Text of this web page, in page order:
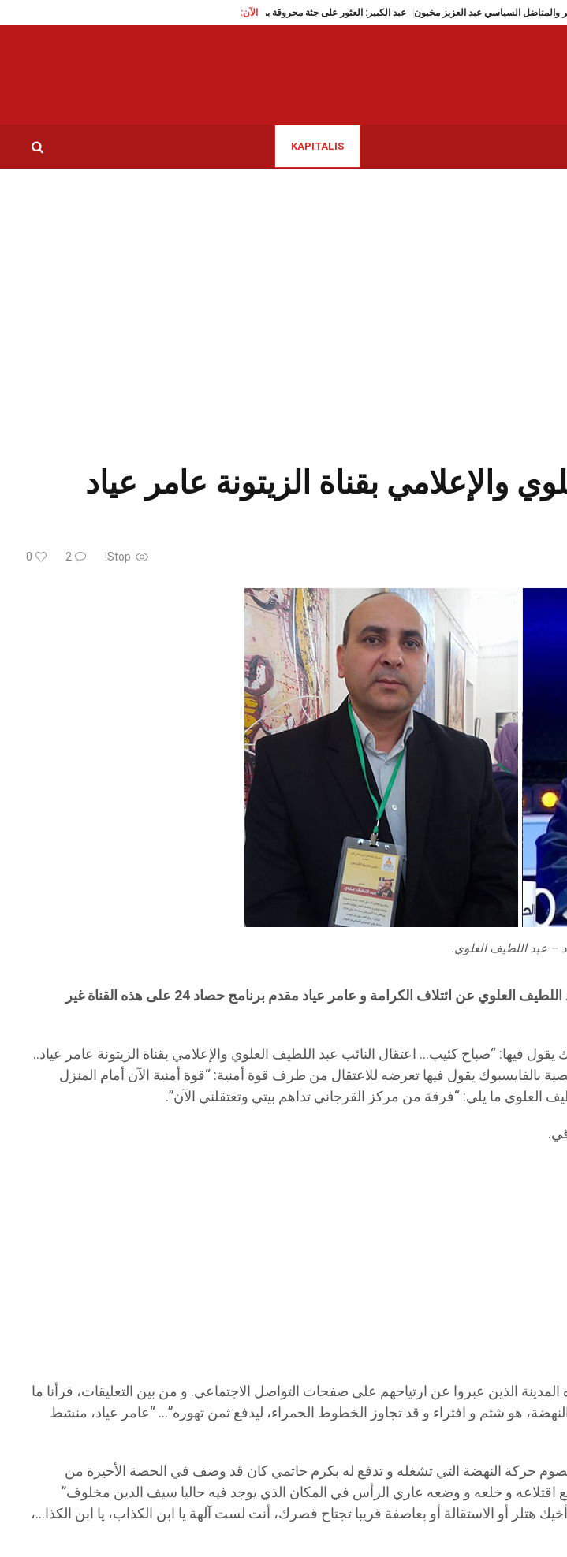
الآن: الكبير والمناضل السياسي عبد العزيز مخيون عبد الكبير: العثور على جثة محروقة بمنطقة سيدي مخلوف
KAPITALIS
والإعلامي بقناة الزيتونة عامر عياد
Stop!
2
0
– عبد اللطيف العلوي.
مقدم برنامج حصاد 24 على هذه القناة غير
فيها: “صباح كئيب… اعتقال النائب عبد اللطيف العلوي والإعلامي بقناة الزيتونة عامر عياد..
يقول فيها تعرضه للاعتقال من طرف قوة أمنية: “قوة أمنية الآن أمام المنزل
العلوي ما يلي: “فرقة من مركز القرجاني تداهم بيتي وتعتقلني الآن”.
الذين عبروا عن ارتياحهم على صفحات التواصل الاجتماعي. و من بين التعليقات، قرأنا ما
هو شتم و افتراء و قد تجاوز الخطوط الحمراء، ليدفع ثمن تهوره”… “عامر عياد، منشط
خصوم حركة النهضة التي تشغله و تدفع له بكرم حاتمي كان قد وصف في الحصة الأخيرة من
و انه “سيقع اقتلاعه و خلعه و وضعه عاري الرأس في المكان الذي يوجد فيه حاليا سيف الدين مخلوف”
أو الاستقالة أو بعاصفة قريبا تجتاح قصرك، أنت لست آلهة يا ابن الكذاب، يا ابن الكذا…،